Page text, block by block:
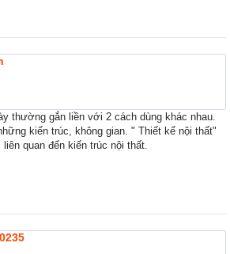
thường gắn liền với 2 cách dùng khác nhau.
kiến trúc, không gian. " Thiết kế nội thất"
quan đến kiến trúc nội thất.